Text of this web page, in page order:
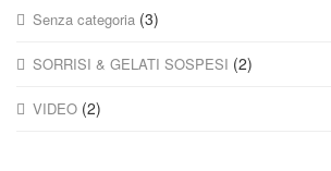
Senza categoria (3)
SORRISI & GELATI SOSPESI (2)
VIDEO (2)